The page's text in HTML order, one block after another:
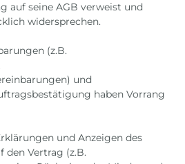
auf seine AGB verweist und
widersprechen.
(z.B.
und
haben Vorrang
und Anzeigen des
den Vertrag (z.B.